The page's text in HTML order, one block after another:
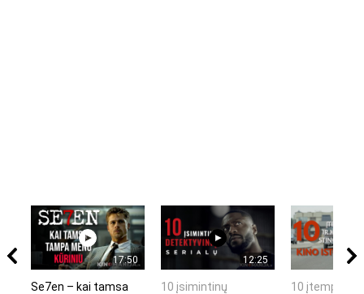
17:50
Se7en – kai tamsa
12:25
10 įsimintinų
10 įtemptų,